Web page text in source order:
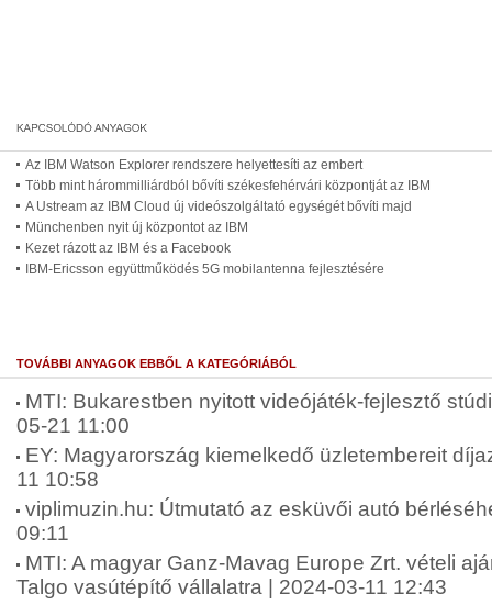
Az IBM Watson Explorer rendszere helyettesíti az embert
Több mint hárommilliárdból bővíti székesfehérvári központját az IBM
A Ustream az IBM Cloud új videószolgáltató egységét bővíti majd
Münchenben nyit új központot az IBM
Kezet rázott az IBM és a Facebook
IBM-Ericsson együttműködés 5G mobilantenna fejlesztésére
TOVÁBBI ANYAGOK EBBŐL A KATEGÓRIÁBÓL
MTI: Bukarestben nyitott videójáték-fejlesztő
05-21 11:00
EY: Magyarország kiemelkedő üzletembereit
11 10:58
viplimuzin.hu: Útmutató az esküvői autó
09:11
MTI: A magyar Ganz-Mavag Europe Zrt. vételi
Talgo vasútépítő vállalatra | 2024-03-11 12:43